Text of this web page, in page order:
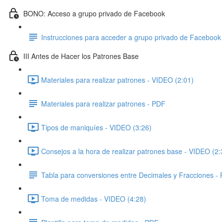
BONO: Acceso a grupo privado de Facebook
Instrucciones para acceder a grupo privado de Facebook
III Antes de Hacer los Patrones Base
Materiales para realizar patrones - VIDEO (2:01)
Materiales para realizar patrones - PDF
Tipos de maniquíes - VIDEO (3:26)
Consejos a la hora de realizar patrones base - VIDEO
Tabla para conversiones entre Decimales y Fracciones -
Toma de medidas - VIDEO (4:28)